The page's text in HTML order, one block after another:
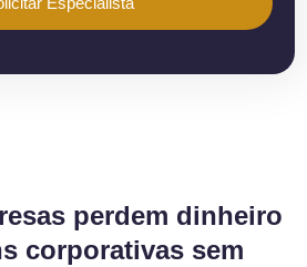
perdem dinheiro
corporativas sem